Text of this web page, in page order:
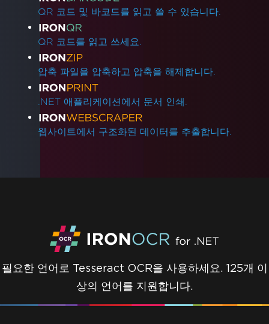
QR 코드 및 바코드를 읽고 쓸 수 있습니다.
QR 코드를 읽고 쓰세요.
압축 파일을 압축하고 압축을 해제합니다.
.NET 애플리케이션에서 문서 인쇄.
웹사이트에서 구조화된 데이터를 추출합니다.
필요한 언어로 Tesseract OCR을 사용하세요. 125개 이
상의 언어를 지원합니다.